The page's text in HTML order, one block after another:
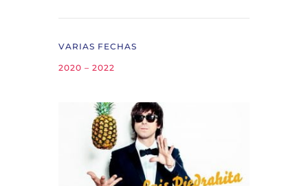
VARIAS FECHAS
2020 – 2022